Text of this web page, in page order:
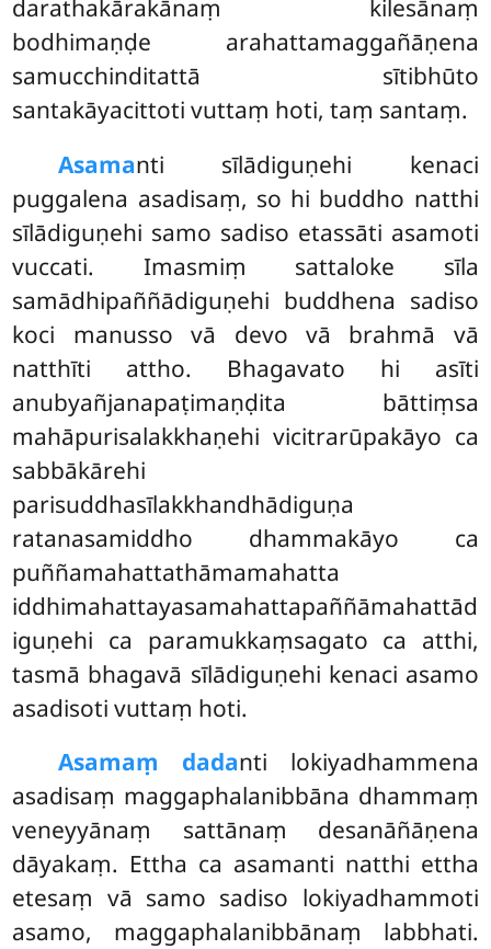
darathakārakānaṃ kilesānaṃ
bodhimaṇḍe arahattamaggañāṇena
samucchinditattā sītibhūto
santakāyacittoti vuttaṃ hoti, taṃ santaṃ.
Asamanti sīlādiguṇehi kenaci
puggalena asadisaṃ, so hi buddho natthi
sīlādiguṇehi samo sadiso etassāti asamoti
vuccati. Imasmiṃ sattaloke sīla
samādhipaññādiguṇehi buddhena sadiso
koci manusso vā devo vā brahmā vā
natthīti attho. Bhagavato hi asīti
anubyañjanapaṭimaṇḍita bāttiṃsa
mahāpurisalakkhaṇehi vicitrarūpakāyo ca
sabbākārehi
parisuddhasīlakkhandhādiguṇa
ratanasamiddho dhammakāyo ca
puññamahattathāmamahatta
iddhimahattayasamahattapaññāmahattād
iguṇehi ca paramukkaṃsagato ca atthi,
tasmā bhagavā sīlādiguṇehi kenaci asamo
asadisoti vuttaṃ hoti.
Asamaṃ dadanti lokiyadhammena
asadisaṃ maggaphalanibbāna dhammaṃ
veneyyānaṃ sattānaṃ desanāñāṇena
dāyakaṃ. Ettha ca asamanti natthi ettha
etesaṃ vā samo sadiso lokiyadhammoti
asamo, maggaphalanibbānaṃ labbhati.